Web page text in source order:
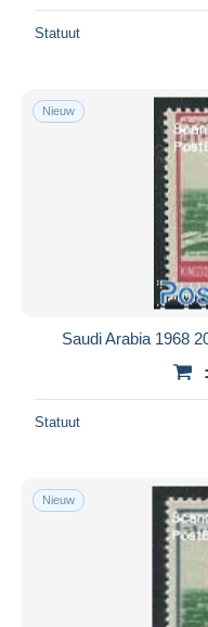
Statuut
Nieuw
Saudi Arabia 1968
Statuut
Nieuw